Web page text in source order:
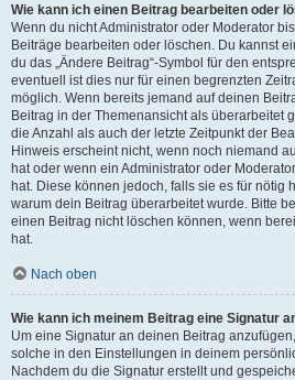
Wie kann ich einen Beitrag bearbeiten oder
Wenn du nicht Administrator oder Moderator
Beiträge bearbeiten oder löschen. Du kannst
du das „Ändere Beitrag“-Symbol für den
eventuell ist dies nur für einen begrenzten
möglich. Wenn bereits jemand auf deinen
Beitrag in der Themenansicht als überarbeitet
die Anzahl als auch der letzte Zeitpunkt der
Hinweis erscheint nicht, wenn noch niemand
hat oder wenn ein Administrator oder
hat. Diese können jedoch, falls sie es für nötig
warum dein Beitrag überarbeitet wurde. Bitte
einen Beitrag nicht löschen können, wenn
hat.
Nach oben
Wie kann ich meinem Beitrag eine Signatur
Um eine Signatur an deinen Beitrag
solche in den Einstellungen in deinem
Nachdem du die Signatur erstellt und